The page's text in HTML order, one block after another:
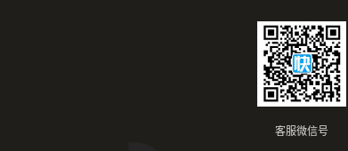
客服微信号